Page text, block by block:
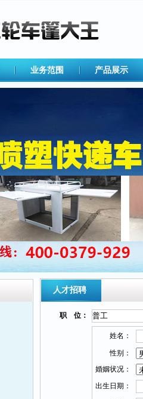
业务范围 产品展示
人才招聘
职 位：
姓名：
性别：
婚姻状况：
出生日期：